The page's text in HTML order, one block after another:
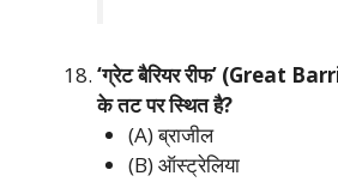
‘ग्रेट बैरियर रीफ’ (Great
के तट पर स्थित है?
(A) ब्राजील
(B) ऑस्ट्रेलिया